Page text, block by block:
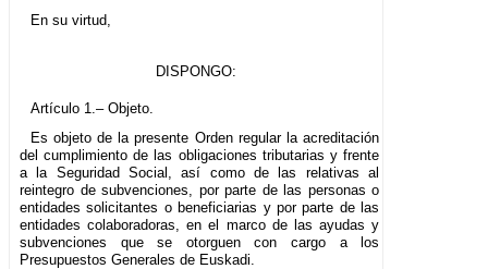
En su virtud,
DISPONGO:
Artículo 1.– Objeto.
Es objeto de la presente Orden regular la acreditación
del cumplimiento de las obligaciones tributarias y frente
a la Seguridad Social, así como de las relativas al
reintegro de subvenciones, por parte de las personas o
entidades solicitantes o beneficiarias y por parte de las
entidades colaboradoras, en el marco de las ayudas y
subvenciones que se otorguen con cargo a los
Presupuestos Generales de Euskadi.